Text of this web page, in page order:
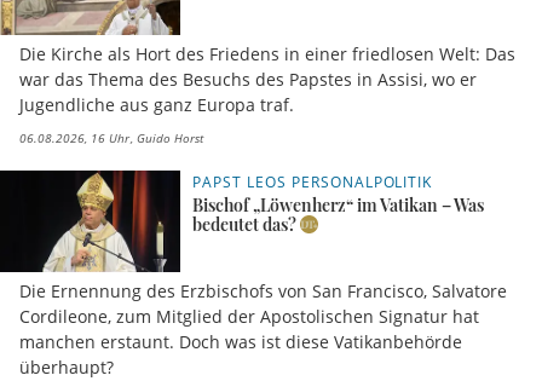
Die Kirche als Hort des Friedens in einer friedlosen Welt: Das
war das Thema des Besuchs des Papstes in Assisi, wo er
Jugendliche aus ganz Europa traf.
06.08.2026, 16 Uhr Guido Horst
PAPST LEOS PERSONALPOLITIK
Bischof „Löwenherz“ im Vatikan – Was
bedeutet das?
Die Ernennung des Erzbischofs von San Francisco, Salvatore
Cordileone, zum Mitglied der Apostolischen Signatur hat
manchen erstaunt. Doch was ist diese Vatikanbehörde
überhaupt?